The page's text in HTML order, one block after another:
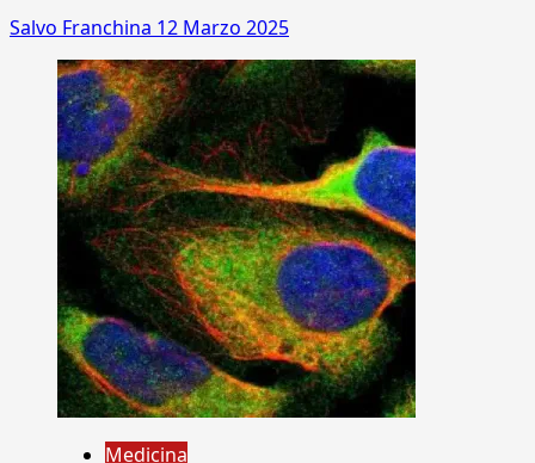
Salvo Franchina 12 Marzo 2025
Medicina